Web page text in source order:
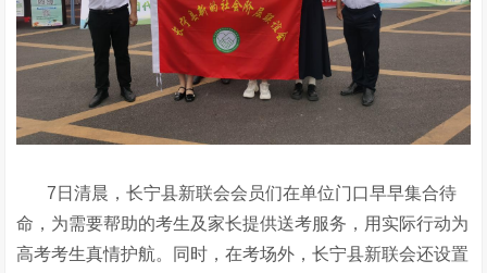
7日清晨，长宁县新联会会员们在单位门口早早集合待
命，为需要帮助的考生及家长提供送考服务，用实际行动为
高考考生真情护航。同时，在考场外，长宁县新联会还设置